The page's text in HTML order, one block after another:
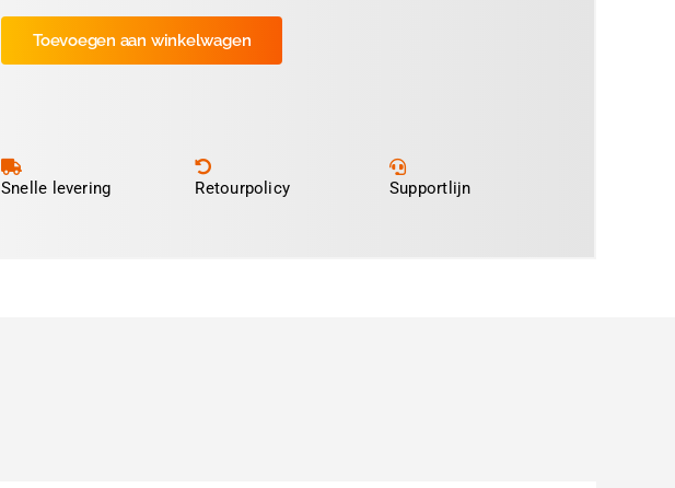
Muis
Grijs
11cm
aantal
Toevoegen aan winkelwagen
Snelle levering Retourpolicy Supportlijn